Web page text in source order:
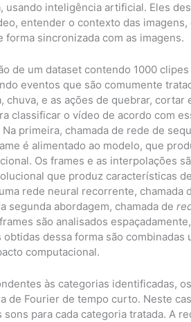
usando inteligência artificial. Eles
entender o contexto das
sincronizada com as imagens.
de um dataset contendo 1000
eventos que são comumente
chuva, e as ações de quebrar, cortar
classificar o vídeo de acordo com
primeira, chamada de rede de
é alimentado ao modelo, que
Os frames e as interpolações
que produz características
rede neural recorrente, chamada
segunda abordagem, chamada de
são analisados
dessa forma são combinadas
computacional.
às categorias identificadas,
de Fourier de tempo curto. Neste
para cada categoria tratada. A